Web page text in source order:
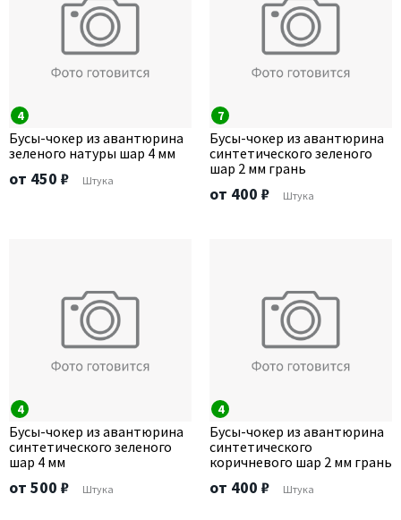
4
Бусы-чокер из авантюрина
зеленого натуры шар 4 мм
от 450 ₽ Штука
7
Бусы-чокер из авантюрина
синтетического зеленого
шар 2 мм грань
от 400 ₽ Штука
4
Бусы-чокер из авантюрина
синтетического зеленого
шар 4 мм
от 500 ₽ Штука
4
Бусы-чокер из авантюрина
синтетического
коричневого шар 2 мм грань
от 400 ₽ Штука